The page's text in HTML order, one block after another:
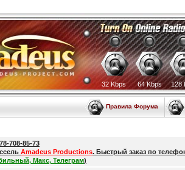
32 Kbps 64 Kbps 128
Правила Форума
708-85-73
Amadeus Productions. Быстрый заказ по
Макс, Телеграм)